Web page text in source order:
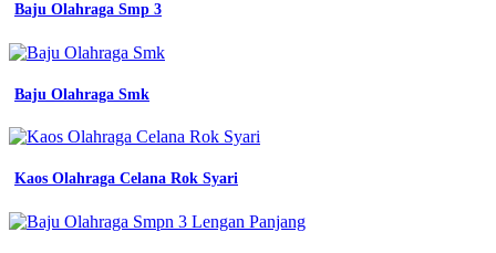
Baju Olahraga Smp 3
Baju Olahraga Smk
Kaos Olahraga Celana Rok Syari